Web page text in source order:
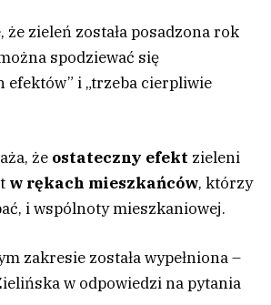
że zieleń została posadzona rok
spodziewać się
i „trzeba cierpliwie
że ostateczny efekt zieleni
w rękach mieszkańców, którzy
i wspólnoty mieszkaniowej.
zakresie została wypełniona –
w odpowiedzi na pytania